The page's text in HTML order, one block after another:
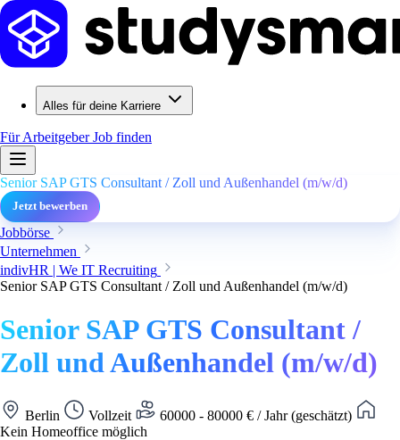
Alles für deine Karriere
Für ArbeitgeberJob finden
Senior SAP GTS Consultant / Zoll und Außenhandel (m/w/d)
Jetzt bewerben
Jobbörse
Unternehmen
indivHR | We IT Recruiting
Senior SAP GTS Consultant / Zoll und Außenhandel (m/w/d)
Senior SAP GTS Consultant /
Zoll und Außenhandel (m/w/d)
Berlin Vollzeit
60000 - 80000 € / Jahr (geschätzt)
Kein Homeoffice möglich